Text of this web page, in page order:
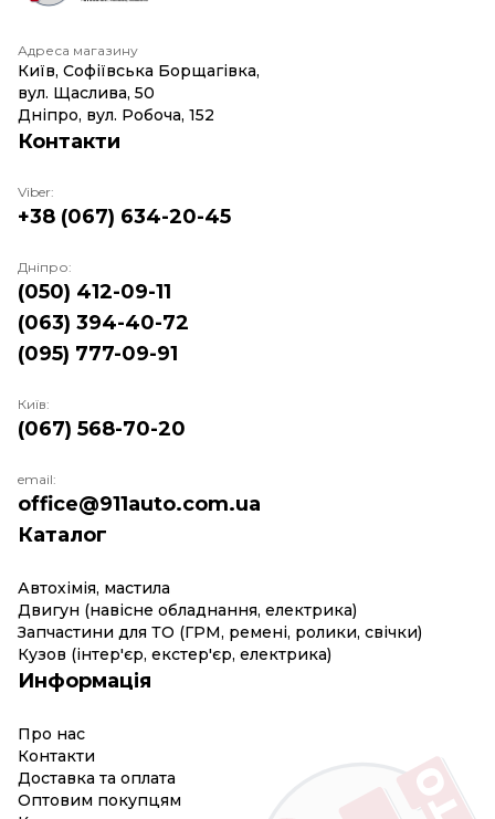
Адреса магазину
Київ, Софіївська Борщагівка,
вул. Щаслива, 50
Дніпро, вул. Робоча, 152
Каталог
Автохімія, мастила
Двигун (навісне обладнання, електрика)
Запчастини для ТО (ГРМ, ремені, ролики, свічки)
Кузов (інтер'єр, екстер'єр, електрика)
Информація
Про нас
Контакти
Доставка та оплата
Оптовим покупцям
Контакти
Viber:
+38 (067) 634-20-45
Дніпро:
(050) 412-09-11
(063) 394-40-72
(095) 777-09-91
Київ:
(067) 568-70-20
email:
office@911auto.com.ua